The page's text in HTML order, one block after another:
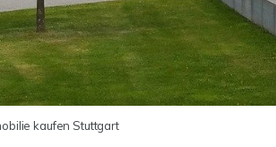
kaufen Stuttgart